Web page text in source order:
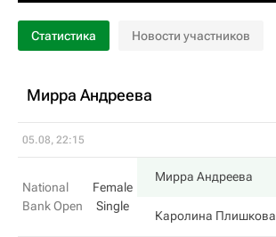
Статистика Новости участников
Мирра Андреева
05.08, 22:15
National
Bank Open
Female
Single
Мирра Андреева
Каролина Плишкова